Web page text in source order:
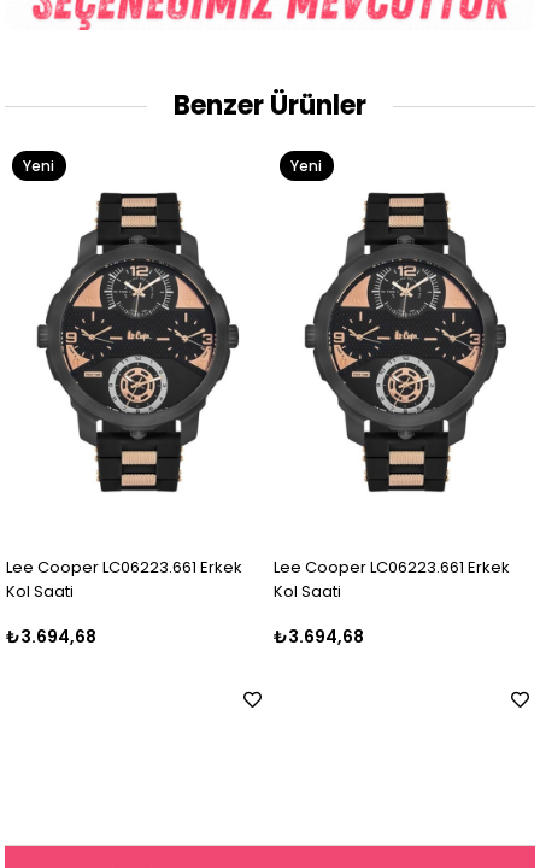
Benzer Ürünler
Lee Cooper LC06223.661 Erkek
Kol Saati
₺3.694,68
Yeni
Lee Cooper LC06223.661 Erkek
Kol Saati
₺3.694,68
Yeni